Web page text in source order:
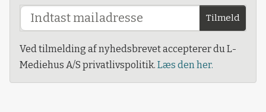
Tilmeld
Ved tilmelding af nyhedsbrevet accepterer du L-
Mediehus A/S privatlivspolitik. Læs den her.